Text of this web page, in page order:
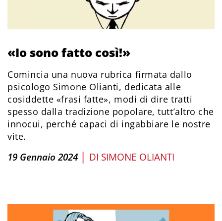
«Io sono fatto così!»
Comincia una nuova rubrica firmata dallo
psicologo Simone Olianti, dedicata alle
cosiddette «frasi fatte», modi di dire tratti
spesso dalla tradizione popolare, tutt’altro che
innocui, perché capaci di ingabbiare le nostre
vite.
19 Gennaio 2024 | DI SIMONE OLIANTI